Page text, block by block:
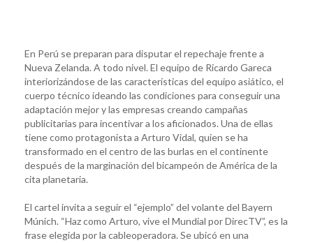
En Perú se preparan para disputar el repechaje frente a
Nueva Zelanda. A todo nivel. El equipo de Ricardo Gareca
interiorizándose de las características del equipo asiático, el
cuerpo técnico ideando las condiciones para conseguir una
adaptación mejor y las empresas creando campañas
publicitarias para incentivar a los aficionados. Una de ellas
tiene como protagonista a Arturo Vidal, quien se ha
transformado en el centro de las burlas en el continente
después de la marginación del bicampeón de América de la
cita planetaria.
El cartel invita a seguir el “ejemplo” del volante del Bayern
Múnich. “Haz como Arturo, vive el Mundial por DirecTV”, es la
frase elegida por la cableoperadora. Se ubicó en una